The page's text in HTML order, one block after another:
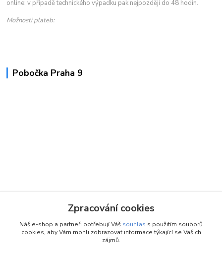
online; v případě technického výpadku pak nejpozději do 48 hodin.
Možnosti plateb:
Pobočka Praha 9
Zpracování cookies
Náš e-shop a partneři potřebují Váš souhlas s použitím souborů
cookies, aby Vám mohli zobrazovat informace týkající se Vašich
zájmů.